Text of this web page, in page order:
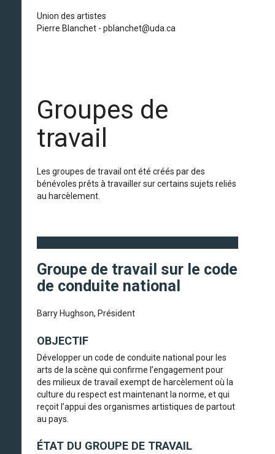
Union des artistes
Pierre Blanchet - pblanchet@uda.ca
Groupes de
travail
Les groupes de travail ont été créés par des
bénévoles prêts à travailler sur certains sujets reliés
au harcèlement.
Groupe de travail sur le code
de conduite national
Barry Hughson, Président
OBJECTIF
Développer un code de conduite national pour les
arts de la scène qui confirme l’engagement pour
des milieux de travail exempt de harcèlement où la
culture du respect est maintenant la norme, et qui
reçoit l’appui des organismes artistiques de partout
au pays.
ÉTAT DU GROUPE DE TRAVAIL